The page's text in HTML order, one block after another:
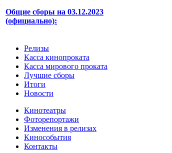
Общие сборы на 03.12.2023
(официально):
Релизы
Касса кинопроката
Касса мирового проката
Лучшие сборы
Итоги
Новости
Кинотеатры
Фоторепортажи
Изменения в релизах
Кинособытия
Контакты